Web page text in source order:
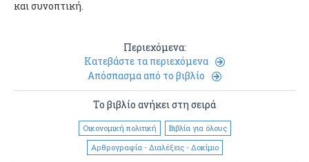
και συνοπτική.
Περιεχόμενα:
Κατεβάστε τα περιεχόμενα
Απόσπασμα από το βιβλίο
Το βιβλίο ανήκει στη σειρά
Οικονομική πολιτική
Βιβλία για όλους
Αρθρογραφία - Διαλέξεις - Δοκίμιο